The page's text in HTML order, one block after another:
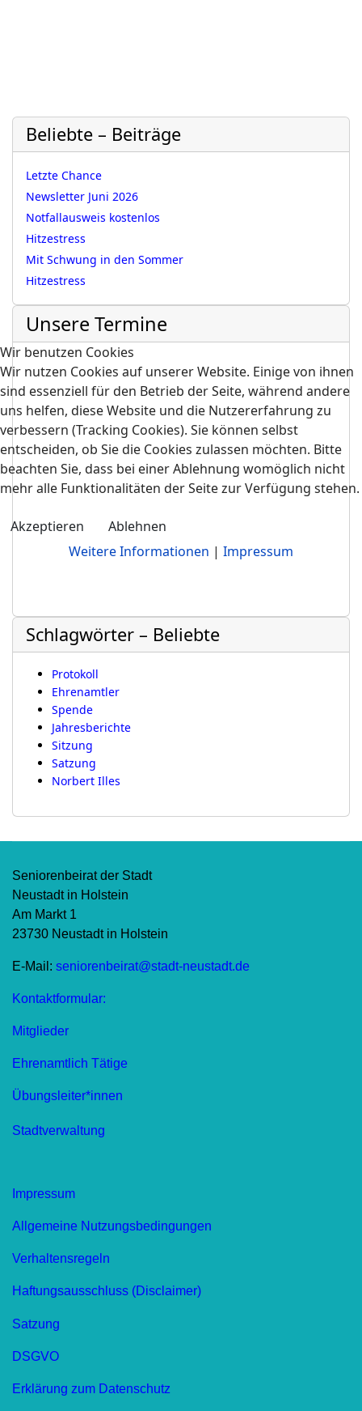
Beliebte – Beiträge
Letzte Chance
Newsletter Juni 2026
Notfallausweis kostenlos
Hitzestress
Mit Schwung in den Sommer
Hitzestress
Unsere Termine
Schlagwörter – Beliebte
Protokoll
Ehrenamtler
Spende
Jahresberichte
Sitzung
Satzung
Norbert Illes
Seniorenbeirat der Stadt
Neustadt in Holstein
Am Markt 1
23730 Neustadt in Holstein
E-Mail: seniorenbeirat@stadt-neustadt.de
Kontaktformular:
Mitglieder
Ehrenamtlich Tätige
Übungsleiter*innen
Stadtverwaltung
Impressum
Allgemeine Nutzungsbedingungen
Verhaltensregeln
Haftungsausschluss (Disclaimer)
Satzung
DSGVO
Erklärung zum Datenschutz
Wir benutzen Cookies
Wir nutzen Cookies auf unserer Website. Einige von ihnen
sind essenziell für den Betrieb der Seite, während andere
uns helfen, diese Website und die Nutzererfahrung zu
verbessern (Tracking Cookies). Sie können selbst
entscheiden, ob Sie die Cookies zulassen möchten. Bitte
beachten Sie, dass bei einer Ablehnung womöglich nicht
mehr alle Funktionalitäten der Seite zur Verfügung stehen.
Akzeptieren
Ablehnen
Weitere Informationen | Impressum